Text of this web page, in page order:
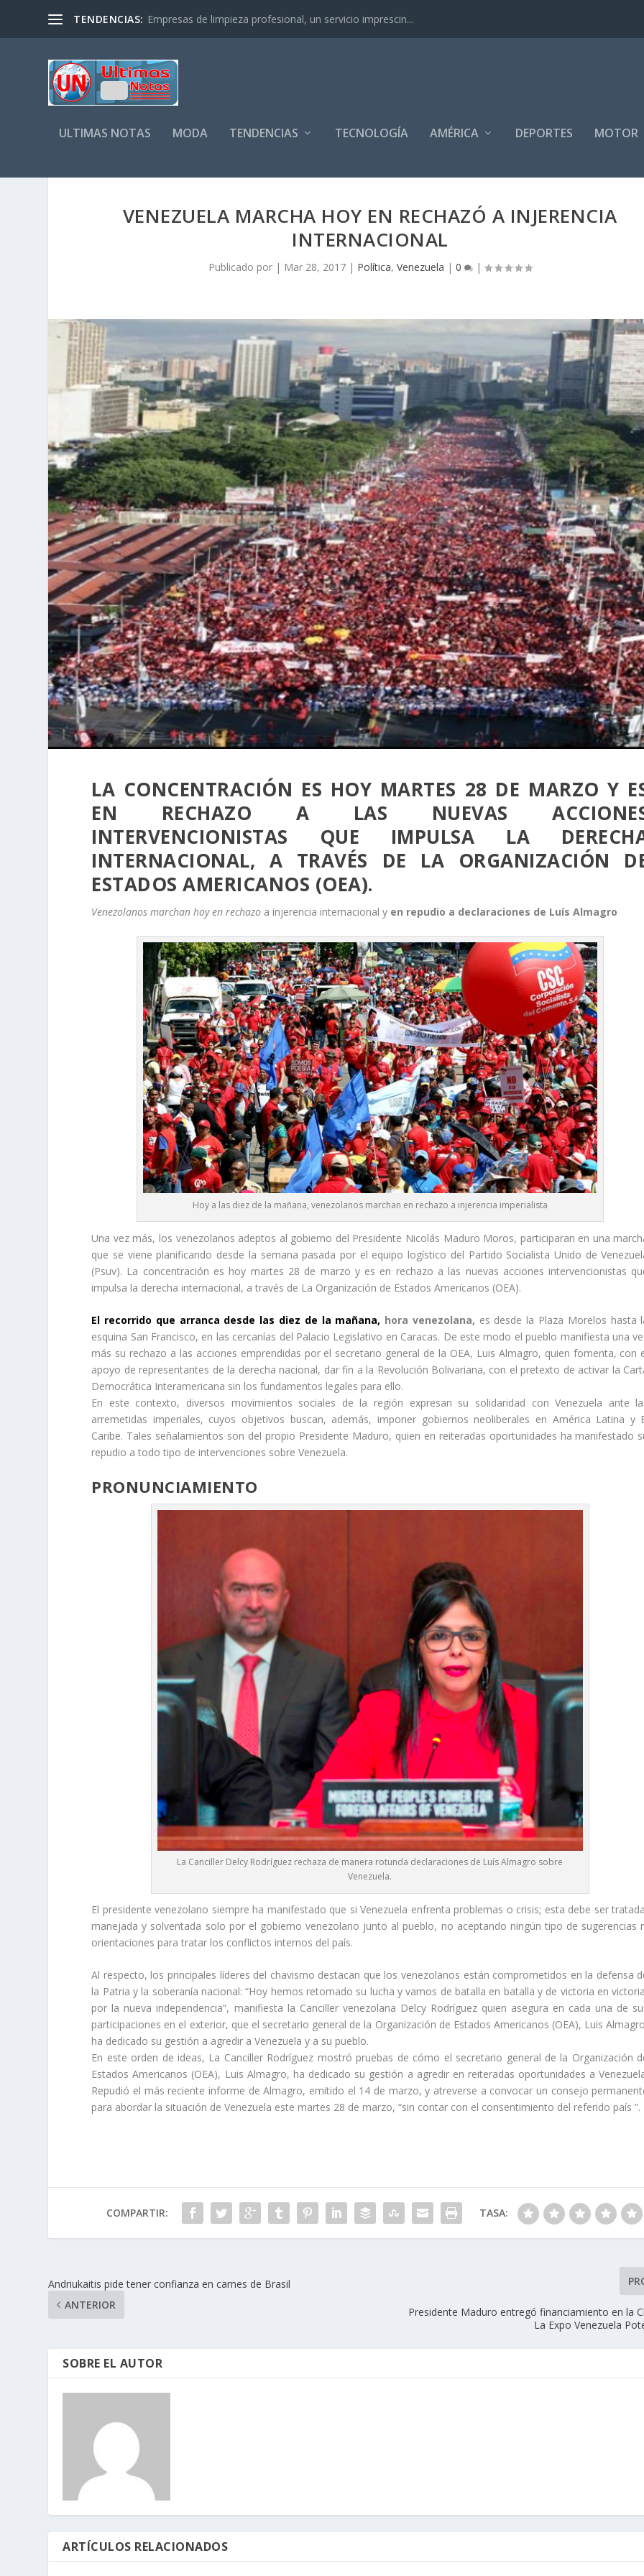
TENDENCIAS: Empresas de limpieza profesional, un servicio imprescin...
ULTIMAS NOTAS MODA TENDENCIAS TECNOLOGÍA AMÉRICA DEPORTES MOTOR
VENEZUELA MARCHA HOY EN RECHAZÓ A INJERENCIA
INTERNACIONAL
Publicado por | Mar 28, 2017| Política, Venezuela | 0 |
LA CONCENTRACIÓN ES HOY MARTES 28 DE MARZO Y
EN RECHAZO A LAS NUEVAS
INTERVENCIONISTAS QUE IMPULSA LA
INTERNACIONAL, A TRAVÉS DE LA ORGANIZACIÓN
ESTADOS AMERICANOS (OEA).
Venezolanos marchan hoy en rechazo a injerencia internacional y en repudio a declaraciones de Luís Almagro
Hoy a las diez de la mañana, venezolanos marchan en rechazo a injerencia imperialista
Una vez más, los venezolanos adeptos al gobierno del Presidente Nicolás Maduro Moros, participaran en una
que se viene planificando desde la semana pasada por el equipo logístico del Partido Socialista Unido de
(Psuv). La concentración es hoy martes 28 de marzo y es en rechazo a las nuevas acciones intervencionistas
impulsa la derecha internacional, a través de La Organización de Estados Americanos (OEA).
El recorrido que arranca desde las diez de la mañana, hora venezolana, es desde la Plaza Morelos hasta
esquina San Francisco, en las cercanías del Palacio Legislativo en Caracas. De este modo el pueblo manifiesta una
más su rechazo a las acciones emprendidas por el secretario general de la OEA, Luis Almagro, quien fomenta, con
apoyo de representantes de la derecha nacional, dar fin a la Revolución Bolivariana, con el pretexto de activar la
Democrática Interamericana sin los fundamentos legales para ello.
En este contexto, diversos movimientos sociales de la región expresan su solidaridad con Venezuela ante
arremetidas imperiales, cuyos objetivos buscan, además, imponer gobiernos neoliberales en América Latina y
Caribe. Tales señalamientos son del propio Presidente Maduro, quien en reiteradas oportunidades ha manifestado
repudio a todo tipo de intervenciones sobre Venezuela.
PRONUNCIAMIENTO
La Canciller Delcy Rodríguez rechaza de manera rotunda declaraciones de Luís Almagro sobre
Venezuela.
El presidente venezolano siempre ha manifestado que si Venezuela enfrenta problemas o crisis; esta debe ser
manejada y solventada solo por el gobierno venezolano junto al pueblo, no aceptando ningún tipo de sugerencias
orientaciones para tratar los conflictos internos del país.
Al respecto, los principales líderes del chavismo destacan que los venezolanos están comprometidos en la defensa
la Patria y la soberanía nacional: “Hoy hemos retomado su lucha y vamos de batalla en batalla y de victoria en
por la nueva independencia”, manifiesta la Canciller venezolana Delcy Rodríguez quien asegura en cada una de
participaciones en el exterior, que el secretario general de la Organización de Estados Americanos (OEA), Luis
ha dedicado su gestión a agredir a Venezuela y a su pueblo.
En este orden de ideas, La Canciller Rodríguez mostró pruebas de cómo el secretario general de la Organización
Estados Americanos (OEA), Luis Almagro, ha dedicado su gestión a agredir en reiteradas oportunidades a
Repudió el más reciente informe de Almagro, emitido el 14 de marzo, y atreverse a convocar un consejo
para abordar la situación de Venezuela este martes 28 de marzo, “sin contar con el consentimiento del referido país ”.
COMPARTIR: TASA:
Andriukaitis pide tener confianza en carnes de Brasil
ANTERIOR
Presidente Maduro entregó financiamiento en la
La Expo Venezuela
SOBRE EL AUTOR
ARTÍCULOS RELACIONADOS